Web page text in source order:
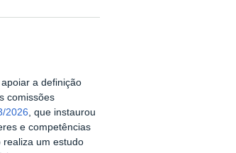
a definição
comissões
2026, que instaurou
e competências
realiza um estudo